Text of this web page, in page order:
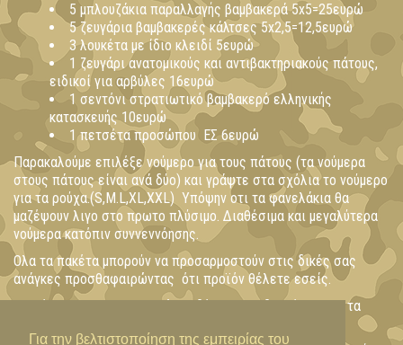
Για την βελτιστοποίηση της εμπειρίας του
5 μπλουζάκια παραλλαγής βαμβακερά 5x5=25ευρώ
5 ζευγάρια βαμβακερές κάλτσες 5x2,5=12,5ευρώ
3 λουκέτα με ίδιο κλειδί 5ευρώ
1 ζευγάρι ανατομικούς και αντιβακτηριακούς πάτους,
ειδικοί για αρβύλες 16ευρώ
1 σεντόνι στρατιωτικό βαμβακερό ελληνικής
κατασκευής 10ευρώ
1 πετσέτα προσώπου ΕΣ 6ευρώ
Παρακαλούμε επιλέξε νούμερο για τους πάτους (τα νούμερα
στους πάτους είναι ανά δύο) και γράψτε στα σχόλια το νούμερο
για τα ρούχα.(S,M.L,XL,XXL) Υπόψην οτι τα φανελάκια θα
μαζέψουν λιγο στο πρωτο πλύσιμο. Διαθέσιμα και μεγαλύτερα
νούμερα κατόπιν συννεννόησης.
Ολα τα πακέτα μπορούν να προσαρμοστούν στις δικές σας
ανάγκες προσθαφαιρώντας ότι προϊόν θέλετε εσείς.
Η χρέωση των μεταφορικών ενδέχεται να διαφέρει απο τα